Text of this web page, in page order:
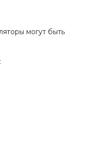
могут быть